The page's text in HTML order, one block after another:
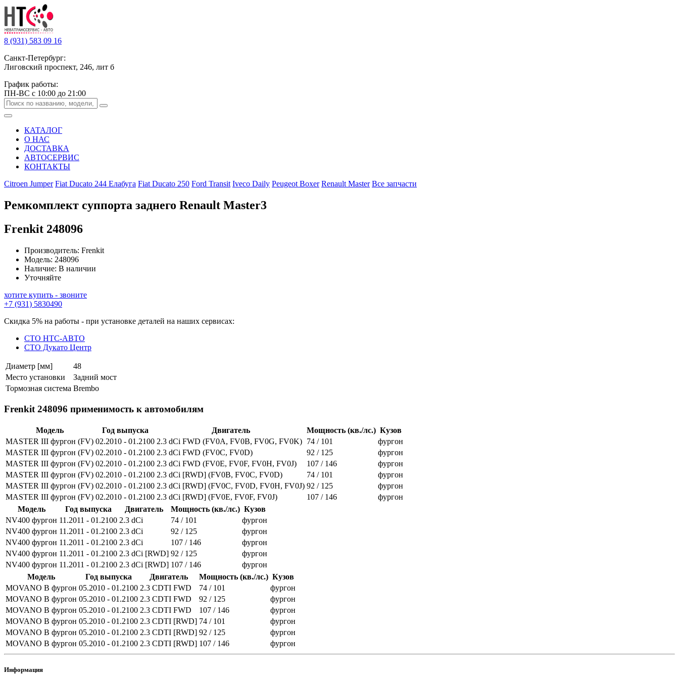
8 (931) 583 09 16
Санкт-Петербург:
Лиговский проспект, 246, лит б
График работы:
ПН-ВС с 10:00 до 21:00
КАТАЛОГ
О НАС
ДОСТАВКА
АВТОСЕРВИС
КОНТАКТЫ
Citroen Jumper Fiat Ducato 244 Елабуга Fiat Ducato 250 Ford Transit Iveco Daily Peugeot Boxer Renault Master Все запчасти
Ремкомплект суппорта заднего Renault Master3
Frenkit 248096
Производитель: Frenkit
Модель: 248096
Наличие: В наличии
Уточняйте
хотите купить - звоните
+7 (931) 5830490
Скидка 5% на работы - при установке деталей на наших сервисах:
СТО НТС-АВТО
СТО Дукато Центр
Диаметр [мм]
48
Место установки
Задний мост
Тормозная система Brembo
Frenkit 248096 применимость к автомобилям
Модель Год выпуска Двигатель Мощность (кв./лс.) Кузов
MASTER III фургон (FV) 02.2010 - 01.2100 2.3 dCi FWD (FV0A, FV0B, FV0G, FV0K) 74 / 101
фургон
MASTER III фургон (FV) 02.2010 - 01.2100 2.3 dCi FWD (FV0C, FV0D) 92 / 125
фургон
MASTER III фургон (FV) 02.2010 - 01.2100 2.3 dCi FWD (FV0E, FV0F, FV0H, FV0J) 107 / 146
фургон
MASTER III фургон (FV) 02.2010 - 01.2100 2.3 dCi [RWD] (FV0B, FV0C, FV0D) 74 / 101
фургон
MASTER III фургон (FV) 02.2010 - 01.2100 2.3 dCi [RWD] (FV0C, FV0D, FV0H, FV0J) 92 / 125
фургон
MASTER III фургон (FV) 02.2010 - 01.2100 2.3 dCi [RWD] (FV0E, FV0F, FV0J) 107 / 146
фургон
Модель
Год выпуска Двигатель Мощность (кв./лс.) Кузов
NV400 фургон 11.2011 - 01.2100 2.3 dCi 74 / 101
фургон
NV400 фургон 11.2011 - 01.2100 2.3 dCi 92 / 125
фургон
NV400 фургон 11.2011 - 01.2100 2.3 dCi 107 / 146
фургон
NV400 фургон 11.2011 - 01.2100 2.3 dCi [RWD] 92 / 125
фургон
NV400 фургон 11.2011 - 01.2100 2.3 dCi [RWD] 107 / 146
фургон
Модель
Год выпуска Двигатель Мощность (кв./лс.) Кузов
MOVANO B фургон 05.2010 - 01.2100 2.3 CDTI FWD 74 / 101
фургон
MOVANO B фургон 05.2010 - 01.2100 2.3 CDTI FWD 92 / 125
фургон
MOVANO B фургон 05.2010 - 01.2100 2.3 CDTI FWD 107 / 146
фургон
MOVANO B фургон 05.2010 - 01.2100 2.3 CDTI [RWD] 74 / 101
фургон
MOVANO B фургон 05.2010 - 01.2100 2.3 CDTI [RWD] 92 / 125
фургон
MOVANO B фургон 05.2010 - 01.2100 2.3 CDTI [RWD] 107 / 146 фургон
Информация